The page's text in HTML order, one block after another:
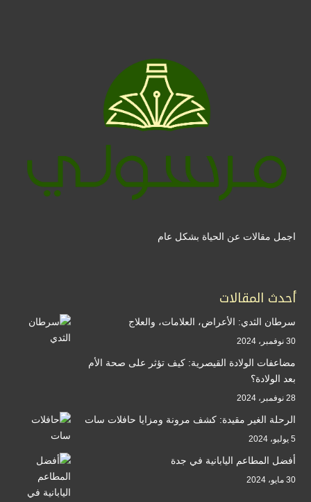
اجمل مقالات عن الحياة بشكل عام
أحدث المقالات
سرطان الثدي: الأعراض، العلامات، والعلاج
30 نوفمبر، 2024
مضاعفات الولادة القيصرية: كيف تؤثر على صحة الأم
بعد الولادة؟
28 نوفمبر، 2024
الرحلة الغير مقيدة: كشف مرونة ومزايا حافلات سات
5 يوليو، 2024
أفضل المطاعم اليابانية في جدة
30 مايو، 2024